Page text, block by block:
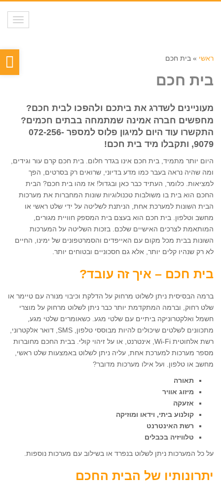
ראשי » בית חכם
בית חכם
מעוניינים לשדרג את ביתכם ולהפכו לבית חכם?
מחפשים חברה אמינה שמתמחה בבתים חכמים?
התקשרו עוד היום למיגון פלוס למספר 072-256-
9079, ותקבלו מיד בית חכם!
היום יותר מתמיד, בית חכם אינו בגדר חלום. בית חכם קרם עור וגידים,
ומה שהיה נראה בעבר כמו מדע בדיוני, שרואים רק בסרטים, הפך
למציאות. כלומר, העתיד כבר כאן ובגדול! אז מהו בית חכם? הבית
החכם הוא בית בו משולבות טכנולוגיות שונות המחברות את מערכות
הבית השונות למערכת אחת, הניתנת לשליטה על ידי שלט ראשי או
מחשב וטלפון. בית חכם הוא בעצם בית המספק חוויית מגורים,
המותאמת לצרכים האישיים שלכם. בזכות השליטה על המערכות
השונות בבית מכל מקום עם האייפדים והסמרטפונים של ימינו, החיים
לא רק שנהיו קלים יותר, אלא גם חסכוניים ובטוחים יותר.
בית חכם – איך זה עובד?
ברמה הבסיסית ניתן לשלוט מרחוק על הדלקת וכיבוי מנורה עם טיימר או
שלט רחוק, וברמה המתקדמת יותר כבר ניתן לשלוט מרחוק על מוצרי
חשמל ואלקטרוניקה ביתיים עם שלטי מגע. כשאומרים שלטי מגע,
מתכוונים לשלטים שיכולים להיות מבוססי טלפון, SMS, דואר אלקטרוני,
רשת אלחוטית Wi-Fi, אינטרנט, או על זיהוי קולי. בבית החכם מחוברות
מספר מערכות למערכת אחת, עליה ניתן לשלוט באמצעות שלט ראשי,
מחשב או טלפון. ועל אילו מערכות מדובר?
תאורה
מיזוג אוויר
אזעקה
קולנוע ביתי, וידאו ומוזיקה
רשת האינטרנט
טלוויזיה בכבלים
על כל המערכות ניתן לשלוט בנפרד או בשילוב עם מערכות נוספות.
יתרונותיו של הבית החכם